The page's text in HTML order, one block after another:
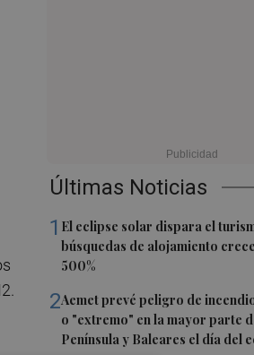
Últimas Noticias
1 El eclipse solar dispara el
búsquedas de alojamiento
500%
2Aemet prevé peligro de
o "extremo" en la mayor parte
Península y Baleares el día del